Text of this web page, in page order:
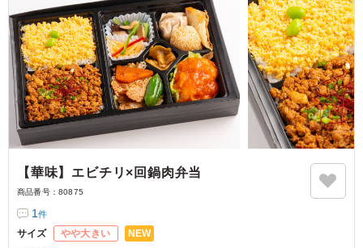
【華味】エビチリ×回鍋肉弁当
商品番号： 80875
1件
サイズ やや大きい NEW